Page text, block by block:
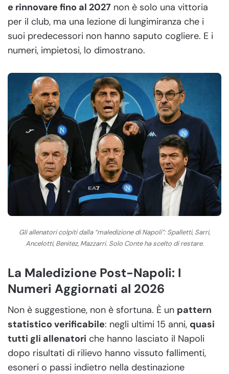
e rinnovare fino al 2027 non è solo una vittoria
per il club, ma una lezione di lungimiranza che i
suoi predecessori non hanno saputo cogliere. E i
numeri, impietosi, lo dimostrano.
Gli allenatori colpiti dalla “maledizione di Napoli”: Spalletti, Sarri,
Ancelotti, Benitez, Mazzarri. Solo Conte ha scelto di restare.
La Maledizione Post-Napoli: I
Numeri Aggiornati al 2026
Non è suggestione, non è sfortuna. È un pattern
statistico verificabile: negli ultimi 15 anni, quasi
tutti gli allenatori che hanno lasciato il Napoli
dopo risultati di rilievo hanno vissuto fallimenti,
esoneri o passi indietro nella destinazione